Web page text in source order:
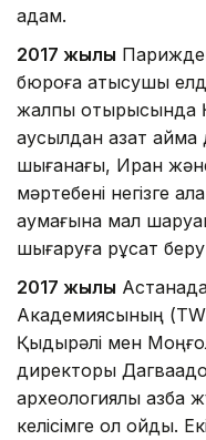
адам.
2017 жылы
бюроға қатысушы
жалпы отырысында
аусылдан азат
шығанағы, Иран
мәртебені негізге
аумағына мал
шығаруға рұқсат
2017 жылы Астанада
Академиясының
Қыдырәлі мен
директоры
археологиялық
келісімге қол қойды.